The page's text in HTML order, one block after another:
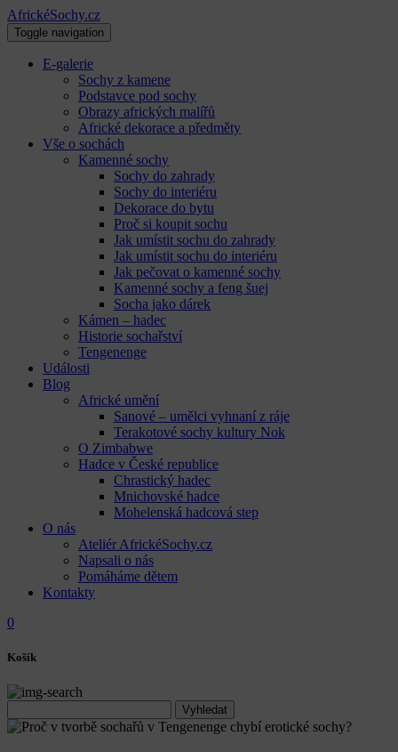
AfrickéSochy.cz
Toggle navigation
E-galerie
Sochy z kamene
Podstavce pod sochy
Obrazy afrických malířů
Africké dekorace a předměty
Vše o sochách
Kamenné sochy
Sochy do zahrady
Sochy do interiéru
Dekorace do bytu
Proč si koupit sochu
Jak umístit sochu do zahrady
Jak umístit sochu do interiéru
Jak pečovat o kamenné sochy
Kamenné sochy a feng šuej
Socha jako dárek
Kámen – hadec
Historie sochařství
Tengenenge
Události
Blog
Africké umění
Sanové – umělci vyhnaní z ráje
Terakotové sochy kultury Nok
O Zimbabwe
Hadce v České republice
Chrastický hadec
Mnichovské hadce
Mohelenská hadcová step
O nás
Ateliér AfrickéSochy.cz
Napsali o nás
Pomáháme dětem
Kontakty
0
Košík